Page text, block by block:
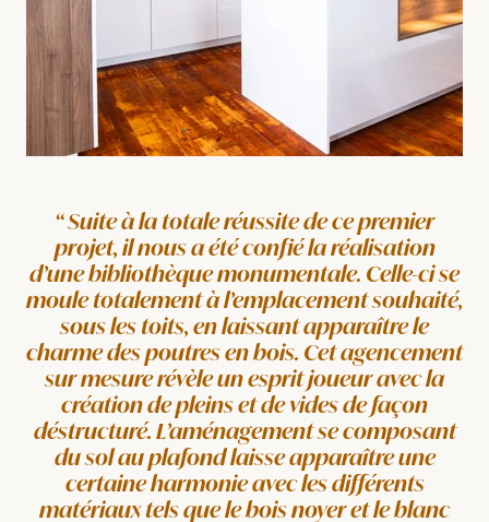
Suite à la totale réussite de ce premier
projet, il nous a été confié la réalisation
d’une bibliothèque monumentale. Celle-ci se
moule totalement à l’emplacement souhaité,
sous les toits, en laissant apparaître le
charme des poutres en bois. Cet agencement
sur mesure révèle un esprit joueur avec la
création de pleins et de vides de façon
déstructuré. L’aménagement se composant
du sol au plafond laisse apparaître une
certaine harmonie avec les différents
matériaux tels que le bois noyer et le blanc